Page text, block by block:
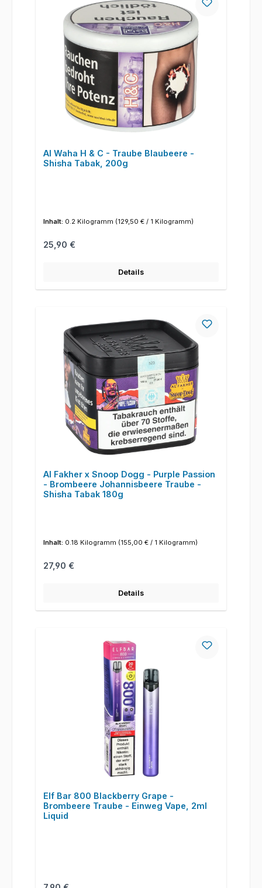
Al Waha H & C - Traube Blaubeere -
Shisha Tabak, 200g
Inhalt: 0.2 Kilogramm (129,50 € / 1 Kilogramm)
Regulärer Preis:
25,90 €
Details
Al Fakher x Snoop Dogg - Purple Passion
- Brombeere Johannisbeere Traube -
Shisha Tabak 180g
Inhalt: 0.18 Kilogramm (155,00 € / 1 Kilogramm)
Regulärer Preis:
27,90 €
Details
Elf Bar 800 Blackberry Grape -
Brombeere Traube - Einweg Vape, 2ml
Liquid